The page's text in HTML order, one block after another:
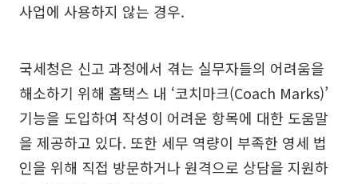
사업에 사용하지 않는 경우.
국세청은 신고 과정에서 겪는 실무자들의 어려움을
해소하기 위해 홈택스 내 ‘코치마크(Coach Marks)’
기능을 도입하여 작성이 어려운 항목에 대한 도움말
을 제공하고 있다. 또한 세무 역량이 부족한 영세 법
인을 위해 직접 방문하거나 원격으로 상담을 지원하